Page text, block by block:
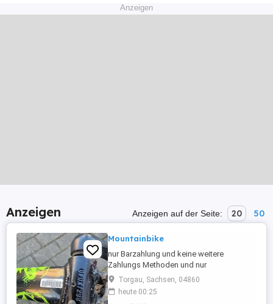
Anzeigen
Anzeigen Anzeigen auf der Seite: 20 50
Mountainbike
nur Barzahlung und keine weitere
Zahlungs Methoden und nur
selbstabholung und mir bitte auch keine
Nummern schicken ich möchte es nur bei
dieser App schreiben bitte vorher lesen
Torgau, Sachsen, 04860
heute 00:25